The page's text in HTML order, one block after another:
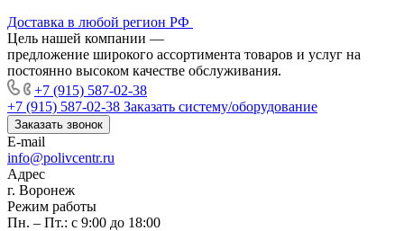
Доставка в любой регион РФ
Цель нашей компании —
предложение широкого ассортимента товаров и услуг на
постоянно высоком качестве обслуживания.
+7 (915) 587-02-38
+7 (915) 587-02-38 Заказать систему/оборудование
Заказать звонок
E-mail
info@polivcentr.ru
Адрес
г. Воронеж
Режим работы
Пн. – Пт.: с 9:00 до 18:00